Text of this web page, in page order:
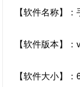
【软件名称】
【软件版本】：
【软件大小】：